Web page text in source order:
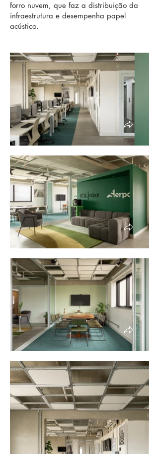
forro nuvem, que faz a distribuição da
infraestrutura e desempenha papel
acústico.